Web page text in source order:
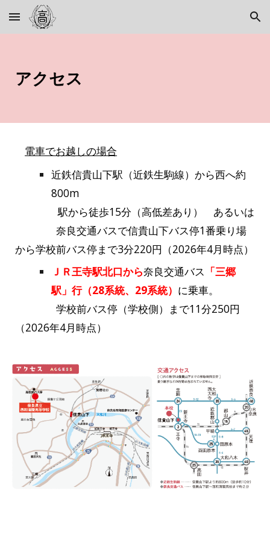
Skip to main content Skip to navigation
アクセス
電車でお越しの場合
近鉄信貴山下駅（近鉄生駒線）から西へ約
800m
駅から徒歩15分（高低差あり） あるいは
奈良交通バスで信貴山下バス停1番乗り場
から学校前バス停まで3分220円（2026年4月時点）
ＪＲ王寺駅北口から奈良交通バス 「三郷
駅」行（28系統、29系統） に乗車。
学校前バス停（学校側）まで11分250円
（2026年4月時点）